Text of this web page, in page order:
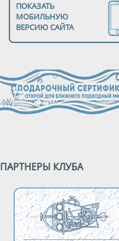
ПОКАЗАТЬ
МОБИЛЬНУЮ
ВЕРСИЮ САЙТА
ПАРТНЕРЫ КЛУБА